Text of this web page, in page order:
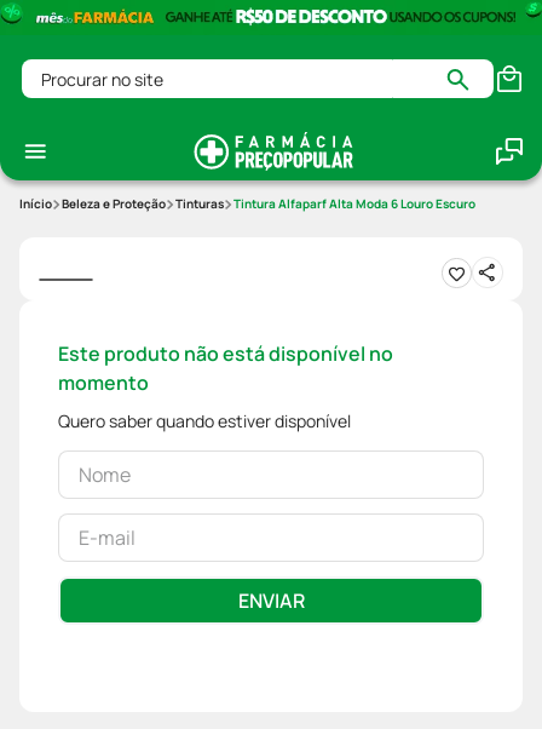
Procurar no site
Beleza e Proteção Tinturas Tintura Alfaparf Alta Moda 6 Louro Escuro
Este produto não está disponível no
momento
Quero saber quando estiver disponível
ENVIAR